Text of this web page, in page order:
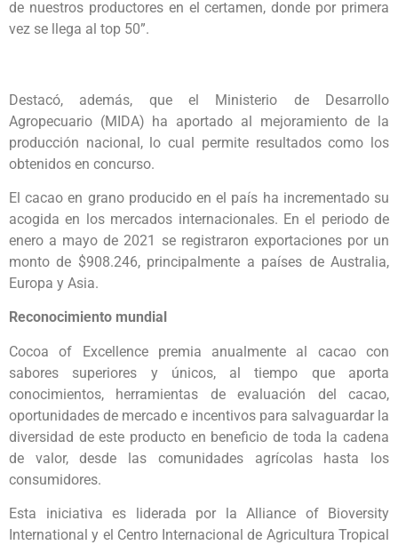
de nuestros productores en el certamen, donde por primera
vez se llega al top 50”.
Destacó, además, que el Ministerio de Desarrollo
Agropecuario (MIDA) ha aportado al mejoramiento de la
producción nacional, lo cual permite resultados como los
obtenidos en concurso.
El cacao en grano producido en el país ha incrementado su
acogida en los mercados internacionales. En el periodo de
enero a mayo de 2021 se registraron exportaciones por un
monto de $908.246, principalmente a países de Australia,
Europa y Asia.
Reconocimiento mundial
Cocoa of Excellence premia anualmente al cacao con
sabores superiores y únicos, al tiempo que aporta
conocimientos, herramientas de evaluación del cacao,
oportunidades de mercado e incentivos para salvaguardar la
diversidad de este producto en beneficio de toda la cadena
de valor, desde las comunidades agrícolas hasta los
consumidores.
Esta iniciativa es liderada por la Alliance of Bioversity
International y el Centro Internacional de Agricultura Tropical